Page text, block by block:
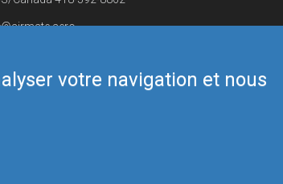
votre navigation et nous